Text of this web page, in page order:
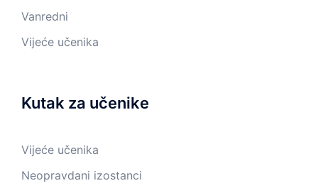
Vanredni
Vijeće učenika
Kutak za učenike
Vijeće učenika
Neopravdani izostanci